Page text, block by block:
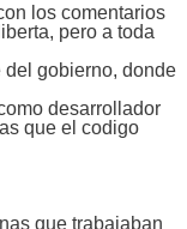
los comentarios
pero a toda
del gobierno, donde
desarrollador
que el codigo
que trabajaban